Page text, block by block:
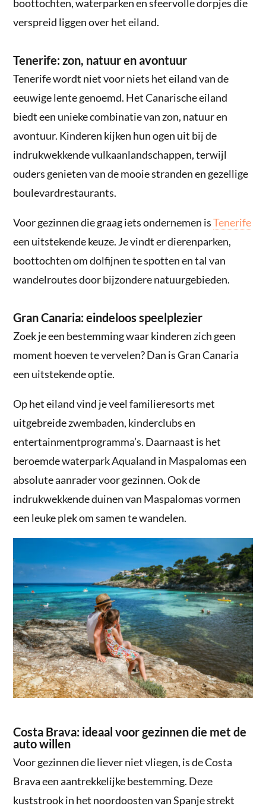
boottochten, waterparken en sfeervolle dorpjes die
verspreid liggen over het eiland.
Tenerife: zon, natuur en avontuur
Tenerife wordt niet voor niets het eiland van de
eeuwige lente genoemd. Het Canarische eiland
biedt een unieke combinatie van zon, natuur en
avontuur. Kinderen kijken hun ogen uit bij de
indrukwekkende vulkaanlandschappen, terwijl
ouders genieten van de mooie stranden en gezellige
boulevardrestaurants.
Voor gezinnen die graag iets ondernemen isTenerife
een uitstekende keuze. Je vindt er dierenparken,
boottochten om dolfijnen te spotten en tal van
wandelroutes door bijzondere natuurgebieden.
Gran Canaria: eindeloos speelplezier
Zoek je een bestemming waar kinderen zich geen
moment hoeven te vervelen? Dan is Gran Canaria
een uitstekende optie.
Op het eiland vind je veel familieresorts met
uitgebreide zwembaden, kinderclubs en
entertainmentprogramma’s. Daarnaast is het
beroemde waterpark Aqualand in Maspalomas een
absolute aanrader voor gezinnen. Ook de
indrukwekkende duinen van Maspalomas vormen
een leuke plek om samen te wandelen.
Costa Brava: ideaal voor gezinnen die met de
auto willen
Voor gezinnen die liever niet vliegen, is de Costa
Brava een aantrekkelijke bestemming. Deze
kuststrook in het noordoosten van Spanje strekt